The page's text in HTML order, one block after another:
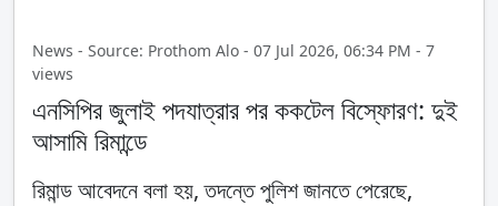
News - Source: Prothom Alo - 07 Jul 2026, 06:34 PM - 7
views
এনসিপির জুলাই পদযাত্রার পর ককটেল বিস্ফোরণ: দুই
আসামি রিমান্ডে
রিমান্ড আবেদনে বলা হয়, তদন্তে পুলিশ জানতে পেরেছে,